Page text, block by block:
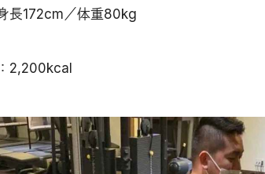
長172cm／体重80kg
2,200kcal